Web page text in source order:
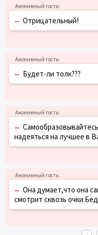
– Отрицательный!
– Будет-ли толк???
–
надеяться на лучшее в
– Она думает,что она
смотрит сквозь